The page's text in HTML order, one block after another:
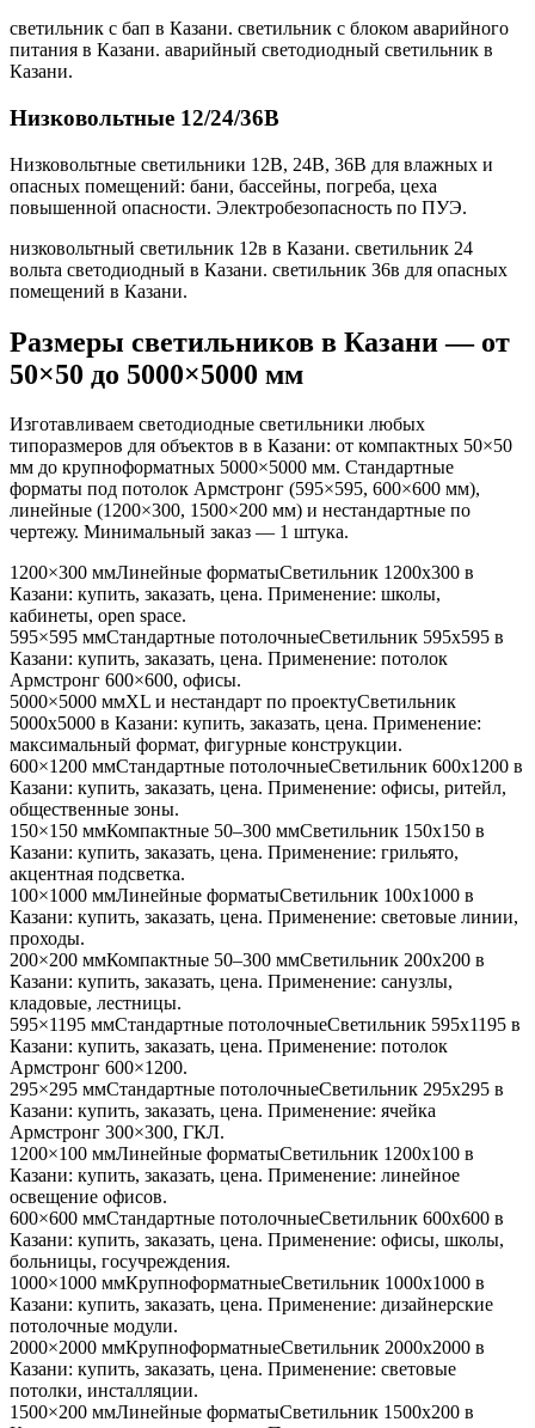
светильник с бап в Казани. светильник с блоком аварийного
питания в Казани. аварийный светодиодный светильник в
Казани.
Низковольтные 12/24/36В
Низковольтные светильники 12В, 24В, 36В для влажных и
опасных помещений: бани, бассейны, погреба, цеха
повышенной опасности. Электробезопасность по ПУЭ.
низковольтный светильник 12в в Казани. светильник 24
вольта светодиодный в Казани. светильник 36в для опасных
помещений в Казани.
Размеры светильников в Казани— от
50×50 до 5000×5000 мм
Изготавливаем светодиодные светильники любых
типоразмеров для объектов в в Казани: от компактных 50×50
мм до крупноформатных 5000×5000 мм. Стандартные
форматы под потолок Армстронг (595×595, 600×600 мм),
линейные (1200×300, 1500×200 мм) и нестандартные по
чертежу. Минимальный заказ — 1 штука.
1200×300 ммЛинейные форматыСветильник 1200x300 в
Казани: купить, заказать, цена. Применение: школы,
кабинеты, open space.
595×595 ммСтандартные потолочныеСветильник 595x595 в
Казани: купить, заказать, цена. Применение: потолок
Армстронг 600×600, офисы.
5000×5000 ммXL и нестандарт по проектуСветильник
5000x5000 в Казани: купить, заказать, цена. Применение:
максимальный формат, фигурные конструкции.
600×1200 ммСтандартные потолочныеСветильник 600x1200 в
Казани: купить, заказать, цена. Применение: офисы, ритейл,
общественные зоны.
150×150 ммКомпактные 50–300 ммСветильник 150x150 в
Казани: купить, заказать, цена. Применение: грильято,
акцентная подсветка.
100×1000 ммЛинейные форматыСветильник 100x1000 в
Казани: купить, заказать, цена. Применение: световые линии,
проходы.
200×200 ммКомпактные 50–300 ммСветильник 200x200 в
Казани: купить, заказать, цена. Применение: санузлы,
кладовые, лестницы.
595×1195 ммСтандартные потолочныеСветильник 595x1195 в
Казани: купить, заказать, цена. Применение: потолок
Армстронг 600×1200.
295×295 ммСтандартные потолочныеСветильник 295x295 в
Казани: купить, заказать, цена. Применение: ячейка
Армстронг 300×300, ГКЛ.
1200×100 ммЛинейные форматыСветильник 1200x100 в
Казани: купить, заказать, цена. Применение: линейное
освещение офисов.
600×600 ммСтандартные потолочныеСветильник 600x600 в
Казани: купить, заказать, цена. Применение: офисы, школы,
больницы, госучреждения.
1000×1000 ммКрупноформатныеСветильник 1000x1000 в
Казани: купить, заказать, цена. Применение: дизайнерские
потолочные модули.
2000×2000 ммКрупноформатныеСветильник 2000x2000 в
Казани: купить, заказать, цена. Применение: световые
потолки, инсталляции.
1500×200 ммЛинейные форматыСветильник 1500x200 в